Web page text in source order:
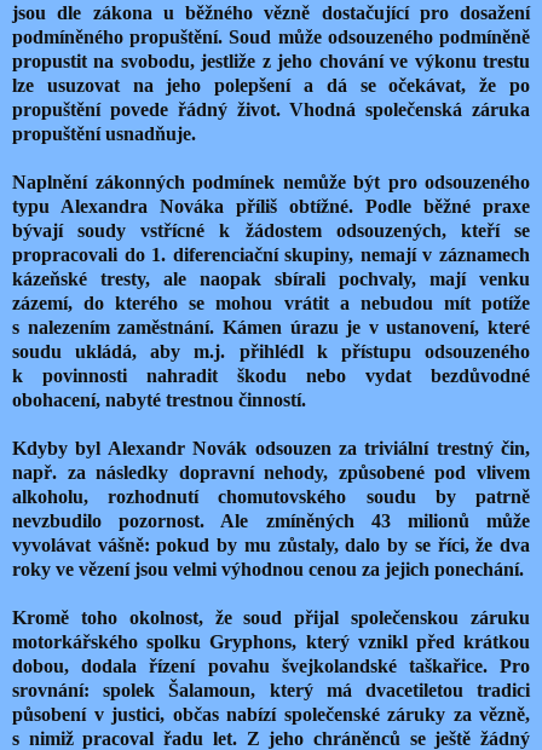
jsou dle zákona u běžného vězně dostačující pro dosažení
podmíněného propuštění. Soud může odsouzeného podmíněně
propustit na svobodu, jestliže z jeho chování ve výkonu trestu
lze usuzovat na jeho polepšení a dá se očekávat, že po
propuštění povede řádný život. Vhodná společenská záruka
propuštění usnadňuje.
Naplnění zákonných podmínek nemůže být pro odsouzeného
typu Alexandra Nováka příliš obtížné. Podle běžné praxe
bývají soudy vstřícné k žádostem odsouzených, kteří se
propracovali do 1. diferenciační skupiny, nemají v záznamech
kázeňské tresty, ale naopak sbírali pochvaly, mají venku
zázemí, do kterého se mohou vrátit a nebudou mít potíže
s nalezením zaměstnání. Kámen úrazu je v ustanovení, které
soudu ukládá, aby m.j. přihlédl k přístupu odsouzeného
k povinnosti nahradit škodu nebo vydat bezdůvodné
obohacení, nabyté trestnou činností.
Kdyby byl Alexandr Novák odsouzen za triviální trestný čin,
např. za následky dopravní nehody, způsobené pod vlivem
alkoholu, rozhodnutí chomutovského soudu by patrně
nevzbudilo pozornost. Ale zmíněných 43 milionů může
vyvolávat vášně: pokud by mu zůstaly, dalo by se říci, že dva
roky ve vězení jsou velmi výhodnou cenou za jejich ponechání.
Kromě toho okolnost, že soud přijal společenskou záruku
motorkářského spolku Gryphons, který vznikl před krátkou
dobou, dodala řízení povahu švejkolandské taškařice. Pro
srovnání: spolek Šalamoun, který má dvacetiletou tradici
působení v justici, občas nabízí společenské záruky za vězně,
s nimiž pracoval řadu let. Z jeho chráněnců se ještě žádný